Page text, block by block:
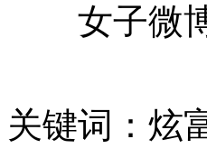
女子微博
关键词：炫